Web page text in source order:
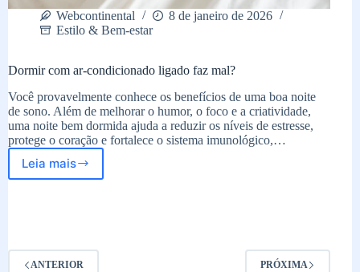
Webcontinental
8 de janeiro de 2026
Estilo & Bem-estar
Dormir com ar-condicionado ligado faz mal?
Você provavelmente conhece os benefícios de uma boa noite
de sono. Além de melhorar o humor, o foco e a criatividade,
uma noite bem dormida ajuda a reduzir os níveis de estresse,
protege o coração e fortalece o sistema imunológico,…
Leia mais
Dormir
faz
mal?
ANTERIOR PRÓXIMA